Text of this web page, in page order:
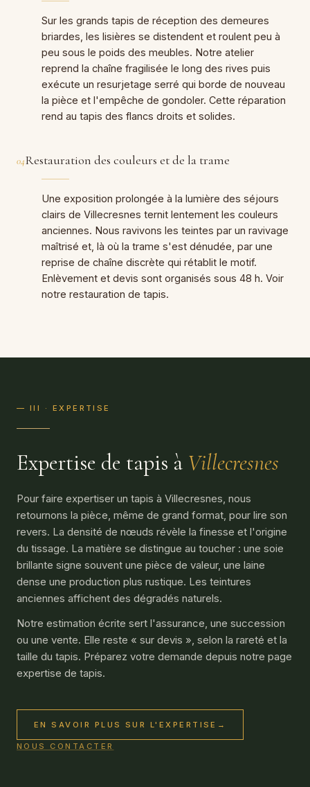
Sur les grands tapis de réception des demeures
briardes, les lisières se distendent et roulent peu à
peu sous le poids des meubles. Notre atelier
reprend la chaîne fragilisée le long des rives puis
exécute un resurjetage serré qui borde de nouveau
la pièce et l'empêche de gondoler. Cette réparation
rend au tapis des flancs droits et solides.
04Restauration des couleurs et de la trame
Une exposition prolongée à la lumière des séjours
clairs de Villecresnes ternit lentement les couleurs
anciennes. Nous ravivons les teintes par un ravivage
maîtrisé et, là où la trame s'est dénudée, par une
reprise de chaîne discrète qui rétablit le motif.
Enlèvement et devis sont organisés sous 48 h. Voir
notre restauration de tapis.
— III · EXPERTISE
Expertise de tapis à Villecresnes
Pour faire expertiser un tapis à Villecresnes, nous
retournons la pièce, même de grand format, pour lire son
revers. La densité de nœuds révèle la finesse et l'origine
du tissage. La matière se distingue au toucher : une soie
brillante signe souvent une pièce de valeur, une laine
dense une production plus rustique. Les teintures
anciennes affichent des dégradés naturels.
Notre estimation écrite sert l'assurance, une succession
ou une vente. Elle reste « sur devis », selon la rareté et la
taille du tapis. Préparez votre demande depuis notre page
expertise de tapis.
EN SAVOIR PLUS SUR L'EXPERTISE →
NOUS CONTACTER